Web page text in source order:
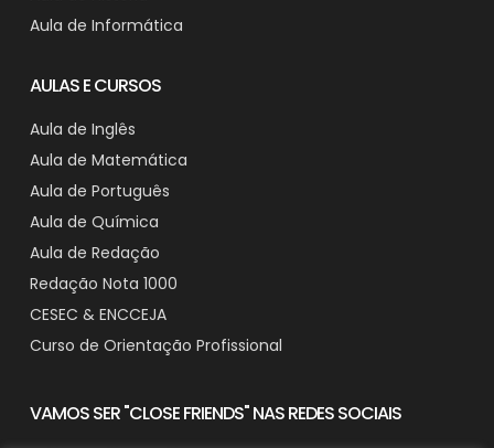
Aula de Informática
AULAS E CURSOS
Aula de Inglês
Aula de Matemática
Aula de Português
Aula de Química
Aula de Redação
Redação Nota 1000
CESEC & ENCCEJA
Curso de Orientação Profissional
VAMOS SER "CLOSE FRIENDS" NAS REDES SOCIAIS